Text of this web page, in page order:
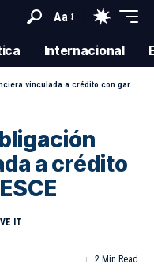
Aa
Internacional
a crédito con garantía de CESCE
a crédito
2 Min Read